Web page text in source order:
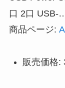
口 2口 USB-
商品ページ:
販売価格: